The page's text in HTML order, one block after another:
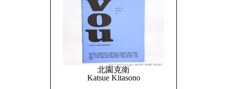
北園克衛
Katsue Kitasono